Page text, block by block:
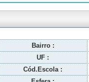
Bairro :
UF :
Cód.Escola :